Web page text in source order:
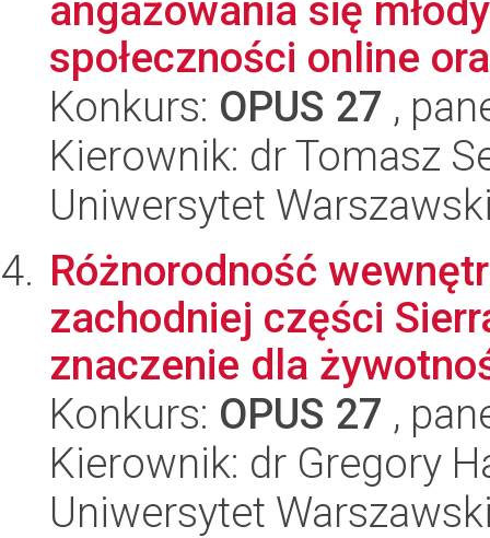
angażowania się
społeczności online
Konkurs: OPUS 27 ,
Kierownik: dr Tomasz
Uniwersytet
Różnorodność
zachodniej części
znaczenie dla
Konkurs: OPUS 27 ,
Kierownik: dr Gregory
Uniwersytet